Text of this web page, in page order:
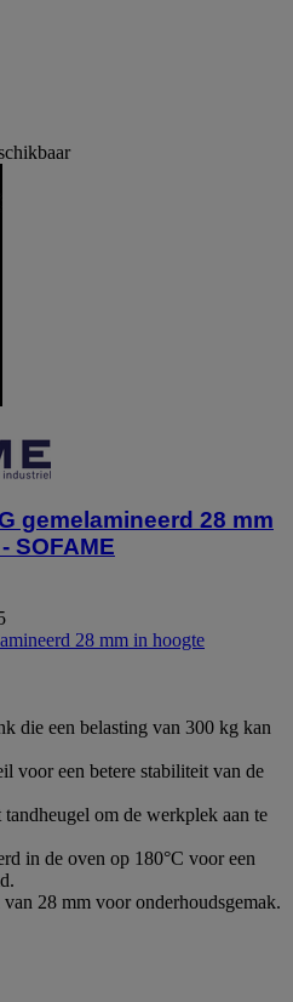
gemelamineerd 28 mm
SOFAME
28 mm in hoogte
die een belasting van 300 kg kan
voor een betere stabiliteit van de
om de werkplek aan te
in de oven op 180°C voor een
28 mm voor onderhoudsgemak.